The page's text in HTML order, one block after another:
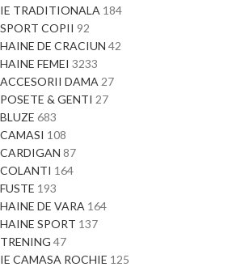
IE TRADITIONALA 184
SPORT COPII 92
HAINE DE CRACIUN 42
HAINE FEMEI 3233
ACCESORII DAMA 27
POSETE & GENTI 27
BLUZE 683
CAMASI 108
CARDIGAN 87
COLANTI 164
FUSTE 193
HAINE DE VARA 164
HAINE SPORT 137
TRENING 47
IE CAMASA ROCHIE 125